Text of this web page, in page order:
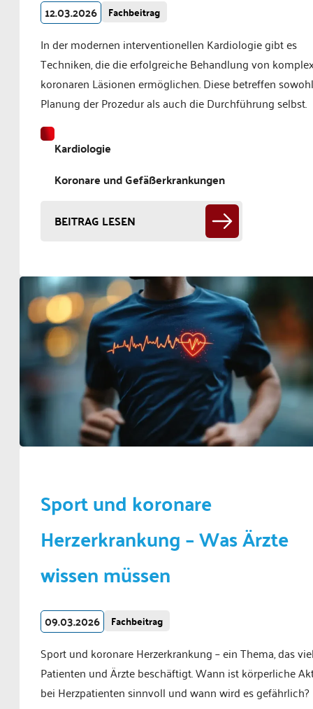
12.03.2026 Fachbeitrag
In der modernen interventionellen Kardiologie gibt es
Techniken, die die erfolgreiche Behandlung von
koronaren Läsionen ermöglichen. Diese betreffen
Planung der Prozedur als auch die Durchführung selbst.
Kardiologie
Koronare und Gefäßerkrankungen
BEITRAG LESEN
Sport und koronare
Herzerkrankung – Was Ärzte
wissen müssen
09.03.2026 Fachbeitrag
Sport und koronare Herzerkrankung – ein Thema, das
Patienten und Ärzte beschäftigt. Wann ist körperliche
bei Herzpatienten sinnvoll und wann wird es gefährlich?